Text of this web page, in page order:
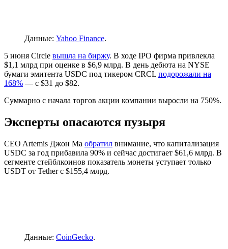
Данные: Yahoo Finance.
5 июня Circle вышла на биржу. В ходе IPO фирма привлекла
$1,1 млрд при оценке в $6,9 млрд. В день дебюта на NYSE
бумаги эмитента USDC под тикером CRCL подорожали на
168% — с $31 до $82.
Суммарно с начала торгов акции компании выросли на 750%.
Эксперты опасаются пузыря
CEO Artemis Джон Ма обратил внимание, что капитализация
USDC за год прибавила 90% и сейчас достигает $61,6 млрд. В
сегменте стейблкоинов показатель монеты уступает только
USDT от Tether с $155,4 млрд.
Данные: CoinGecko.